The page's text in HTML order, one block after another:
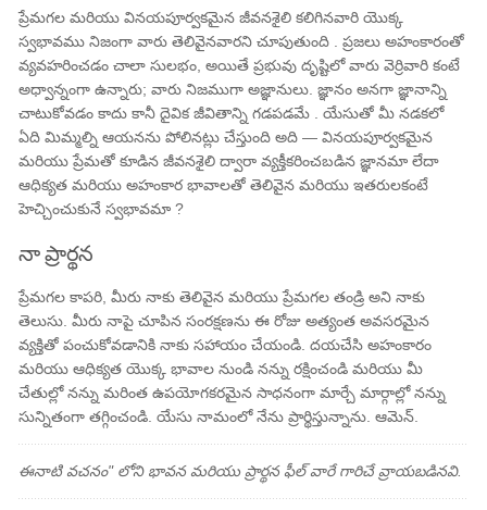
ప్రేమగల మరియు వినయపూర్వకమైన జీవనశైలి కలిగినవారి యొక్క
స్వభావము నిజంగా వారు తెలివైనవారని చూపుతుంది . ప్రజలు అహంకారంతో
వ్యవహరించడం చాలా సులభం, అయితే ప్రభువు దృష్టిలో వారు వెర్రివారి కంటే
అధ్వాన్నంగా ఉన్నారు; వారు నిజముగా అజ్ఞానులు. జ్ఞానం అనగా జ్ఞానాన్ని
చాటుకోవడం కాదు కానీ దైవిక జీవితాన్ని గడపడమే . యేసుతో మీ నడకలో
ఏది మిమ్మల్ని ఆయనను పోలినట్లు చేస్తుంది అది — వినయపూర్వకమైన
మరియు ప్రేమతో కూడిన జీవనశైలి ద్వారా వ్యక్తీకరించబడిన జ్ఞానమా లేదా
ఆధిక్యత మరియు అహంకార భావాలతో తెలివైన మరియు ఇతరులకంటే
హెచ్చించుకునే స్వభావమా ?
నా ప్రార్థన
ప్రేమగల కాపరి, మీరు నాకు తెలివైన మరియు ప్రేమగల తండ్రి అని నాకు
తెలుసు. మీరు నాపై చూపిన సంరక్షణను ఈ రోజు అత్యంత అవసరమైన
వ్యక్తితో పంచుకోవడానికి నాకు సహాయం చేయండి. దయచేసి అహంకారం
మరియు ఆధిక్యత యొక్క భావాల నుండి నన్ను రక్షించండి మరియు మీ
చేతుల్లో నన్ను మరింత ఉపయోగకరమైన సాధనంగా మార్చే మార్గాల్లో నన్ను
సున్నితంగా తగ్గించండి. యేసు నామంలో నేను ప్రార్థిస్తున్నాను. ఆమెన్.
ఈనాటి వచనం" లోని భావన మరియు ప్రార్థన ఫీల్ వారే గారిచే వ్రాయబడినవి.